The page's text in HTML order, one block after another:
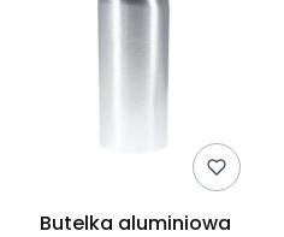
Butelka aluminiowa